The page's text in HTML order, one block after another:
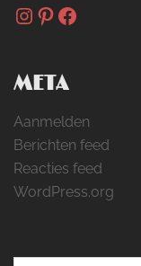
Instagram
Pinterest
Facebook
META
Aanmelden
Berichten feed
Reacties feed
WordPress.org